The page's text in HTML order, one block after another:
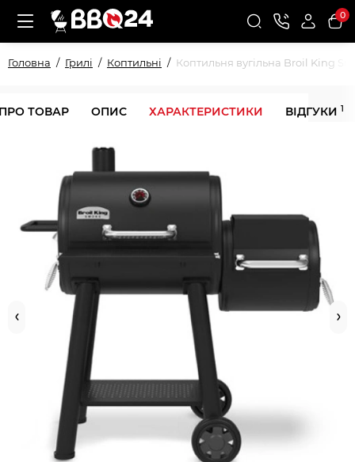
0
Головна Грилі Коптильні Коптильня вугільна Broil King
ТОВАР ОПИС ХАРАКТЕРИСТИКИ ВІДГУКИ 1